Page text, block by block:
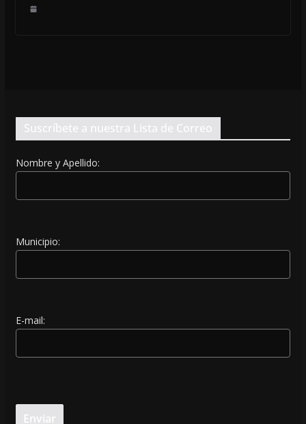
Suscríbete a nuestra Lista de Correo
Nombre y Apellido:
Municipio:
E-mail: